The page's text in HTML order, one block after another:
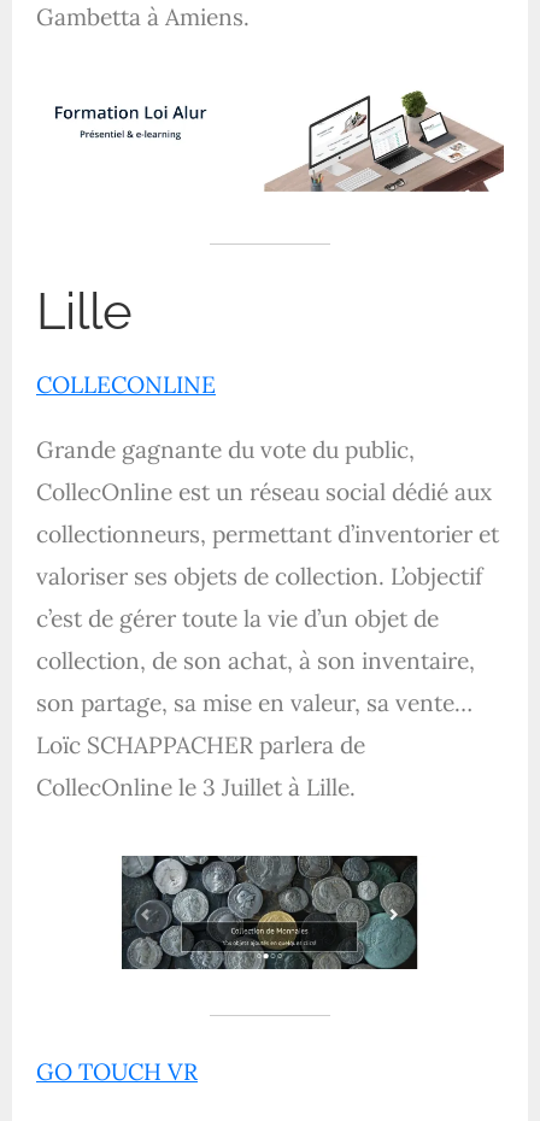
Gambetta à Amiens.
Lille
COLLECONLINE
Grande gagnante du vote du public,
CollecOnline est un réseau social dédié aux
collectionneurs, permettant d’inventorier et
valoriser ses objets de collection. L’objectif
c’est de gérer toute la vie d’un objet de
collection, de son achat, à son inventaire,
son partage, sa mise en valeur, sa vente…
Loïc SCHAPPACHER parlera de
CollecOnline le 3 Juillet à Lille.
GO TOUCH VR